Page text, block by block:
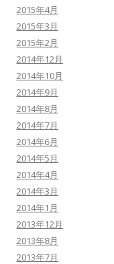
2015年4月
2015年3月
2015年2月
2014年12月
2014年10月
2014年9月
2014年8月
2014年7月
2014年6月
2014年5月
2014年4月
2014年3月
2014年1月
2013年12月
2013年8月
2013年7月